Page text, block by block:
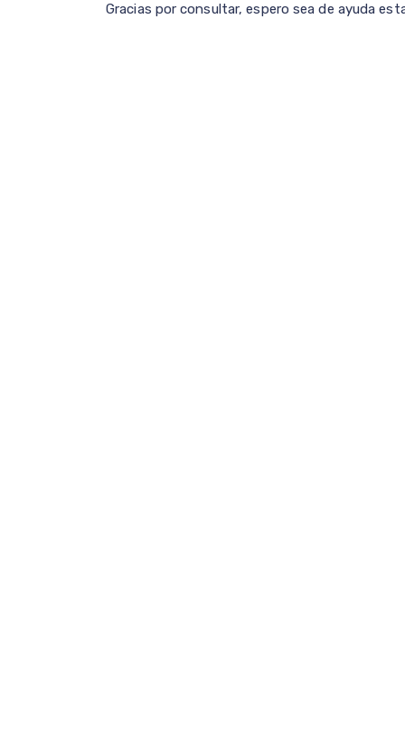
Gracias por consultar, espero sea de ayuda